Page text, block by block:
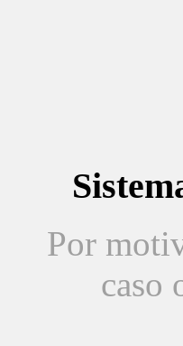
Por
caso